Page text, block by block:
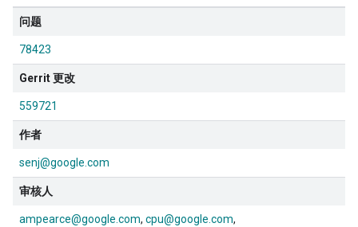
问题
78423
Gerrit 更改
559721
作者
senj@google.com
审核人
ampearce@google.com cpu@google.com